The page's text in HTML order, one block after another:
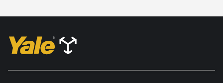
Доступно три категории восстановленного оборудования:
на погрузчик устанавливаются пригодные к эксплуатации
в целях обеспечения безопасности проводится тщательная
проверка кресла оператора и ремней безопасности, которые